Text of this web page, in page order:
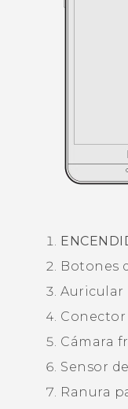
Botones
Auricular
Conector
Cámara
Sensor
Ranura